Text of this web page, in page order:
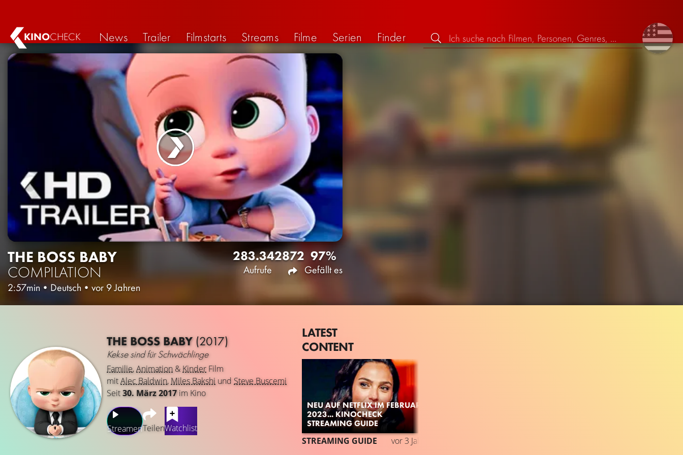
KINOCHECK News Trailer Filmstarts Streams Filme Serien Finder
THE BOSS BABY
COMPILATION
2:57min•Deutsch • vor 9 Jahren
283.342
Aufrufe
872 97%
Gefällt es
THE BOSS BABY(2017)
Kekse sind für Schwächlinge
Familie,Animation & Kinder Film
mitAlec Baldwin, Miles Bakshi und Steve Buscemi
Seit30. März 2017im Kino
StreamenTeilenWatchlist
LATEST
CONTENT
NEU AUF NETFLIX IM FEBRUAR
2023... KINOCHECK
STREAMING GUIDE
STREAMING GUIDE vor 3 Jahren